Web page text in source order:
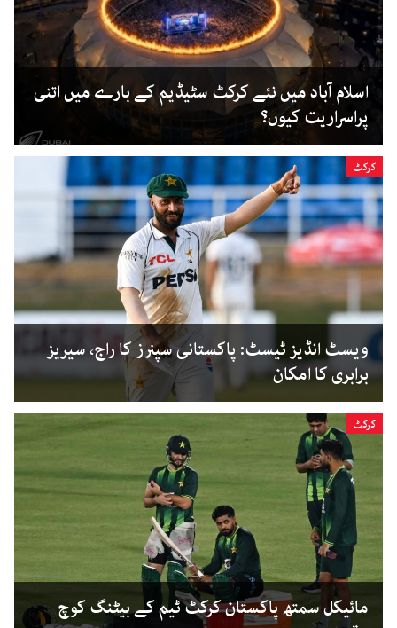
اسلام آباد میں نئے کرکٹ سٹیڈیم کے بارے میں اتنی
پراسراریت کیوں؟
کرکٹ
ویسٹ انڈیز ٹیسٹ: پاکستانی سپنرز کا راج، سیریز
برابری کا امکان
کرکٹ
مائیکل سمتھ پاکستان کرکٹ ٹیم کے بیٹنگ کوچ